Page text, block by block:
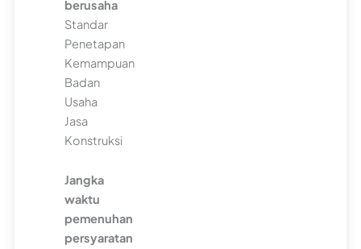
berusaha
Standar
Penetapan
Kemampuan
Badan
Usaha
Jasa
Konstruksi
Jangka
waktu
pemenuhan
persyaratan